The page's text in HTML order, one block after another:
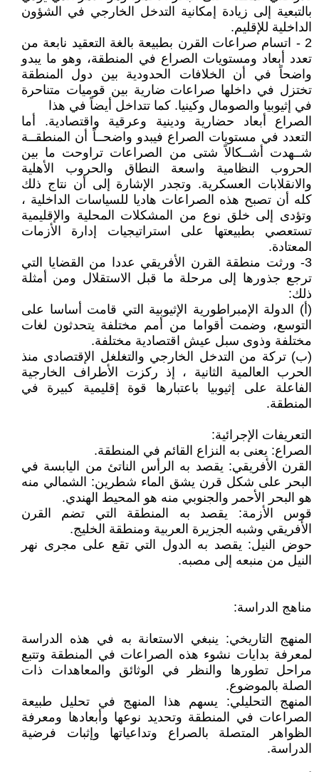
بالتبعية إلى زيادة إمكانية التدخل الخارجي في الشؤون
الداخلية للإقليم.
2 - اتسام صراعات القرن بطبيعة بالغة التعقيد نابعة من
تعدد أبعاد ومستويات الصراع في المنطقة، وهو ما يبدو
واضحاً في أن الخلافات الحدودية بين دول المنطقة
تختزل في داخلها صراعات ضارية بين قوميات متناحرة
في إثيوبيا والصومال وكينيا. كما تتداخل أيضاً في هذا
الصراع أبعاد حضارية ودينية وعرقية واقتصادية. أما
التعدد في مستويات الصراع فيبدو واضحــاً أن المنطقــة
شــهدت أشــكالاً شتى من الصراعات تراوحت ما بين
الحروب النظامية واسعة النطاق والحروب الأهلية
والانقلابات العسكرية. وتجدر الإشارة إلى أن نتاج ذلك
كله أن تصبح هذه الصراعات هاديا للسياسات الداخلية ،
وتؤدى إلى خلق نوع من المشكلات المحلية والإقليمية
تستعصي بطبيعتها على استراتيجيات إدارة الأزمات
المعتادة.
3- ورثت منطقة القرن الأفريقي عددا من القضايا التي
ترجع جذورها إلى مرحلة ما قبل الاستقلال ومن أمثلة
ذلك:
(أ) الدولة الإمبراطورية الإثيوبية التي قامت أساسا على
التوسع، وضمت أقواما من أمم مختلفة يتحدثون لغات
مختلفة وذوى سبل عيش اقتصادية مختلفة.
(ب) تركة من التدخل الخارجي والتغلغل الإقتصادى منذ
الحرب العالمية الثانية ، إذ ركزت الأطراف الخارجية
الفاعلة على إثيوبيا باعتبارها قوة إقليمية كبيرة في
المنطقة.
التعريفات الإجرائية:
الصراع: يعنى به النزاع القائم في المنطقة.
القرن الأفريقي: يقصد به الرأس الناتئ من اليابسة في
البحر على شكل قرن يشق الماء شطرين: الشمالي منه
هو البحر الأحمر والجنوبي منه هو المحيط الهندي.
قوس الأزمة: يقصد به المنطقة التي تضم القرن
الأفريقي وشبه الجزيرة العربية ومنطقة الخليج.
حوض النيل: يقصد به الدول التي تقع على مجرى نهر
النيل من منبعه إلى مصبه.
مناهج الدراسة:
المنهج التاريخي: ينبغي الاستعانة به في هذه الدراسة
لمعرفة بدايات نشوء هذه الصراعات في المنطقة وتتبع
مراحل تطورها والنظر في الوثائق والمعاهدات ذات
الصلة بالموضوع.
المنهج التحليلي: يسهم هذا المنهج في تحليل طبيعة
الصراعات في المنطقة وتحديد نوعها وأبعادها ومعرفة
الظواهر المتصلة بالصراع وتداعياتها وإثبات فرضية
الدراسة.